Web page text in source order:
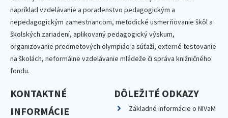
napríklad vzdelávanie a poradenstvo pedagogickým a
nepedagogickým zamestnancom, metodické usmerňovanie škôl a
školských zariadení, aplikovaný pedagogický výskum,
organizovanie predmetových olympiád a súťaží, externé testovanie
na školách, neformálne vzdelávanie mládeže či správa knižničného
fondu.
KONTAKTNÉ
INFORMÁCIE
DÔLEŽITÉ ODKAZY
Základné informácie o NIVaM